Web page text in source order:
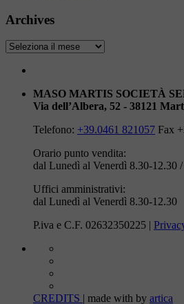
Archives
Archives
MASO MARTIS SOCIETÀ
Via dell’Albera, 52 - 38121
Telefono: +39.0461 821057 Fax
Orario punto vendita:
dal Lunedì al Venerdì 8.30-12.30
Uffici amministrativi:
dal Lunedì al Venerdì 8.30-12.30
P.iva e C.F. 02632350225 |
CREDITS | made with by artica